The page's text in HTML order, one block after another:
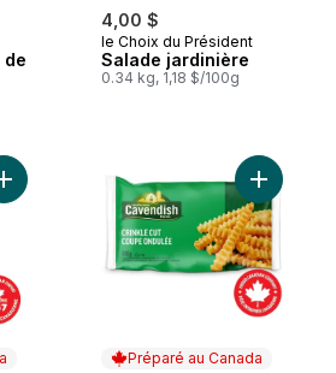
de
4,00 $
le Choix du Président
Salade jardinière
0.34 kg, 1,18 $/100g
Ajouter Frites julienne Superfriesᴹᴰ 5
Préparé au Canada